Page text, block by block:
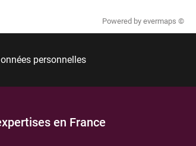
Powered by evermaps ©
personnelles
en France